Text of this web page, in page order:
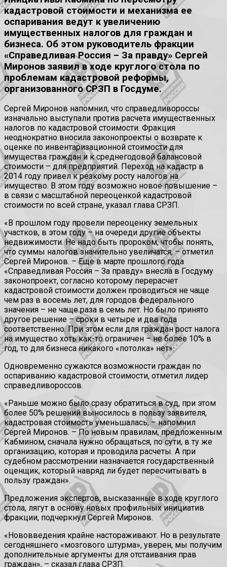
кадастровой стоимости и механизма ее
оспаривания ведут к увеличению
имущественных налогов для граждан и
бизнеса. Об этом руководитель фракции
«Справедливая Россия – За правду» Сергей
Миронов заявил в ходе круглого стола по
проблемам кадастровой реформы,
организованного СРЗП в Госдуме.
Сергей Миронов напомнил, что справедливороссы
изначально выступали против расчета имущественных
налогов по кадастровой стоимости. Фракция
неоднократно вносила законопроекты о возврате к
оценке по инвентаризационной стоимости для
имущества граждан и к среднегодовой балансовой
стоимости – для предприятий. Переход на кадастр в
2014 году привел к резкому росту налогов на
имущество. В этом году возможно новое повышение –
в связи с масштабной переоценкой кадастровой
стоимости по всей стране, указал глава СРЗП.
«В прошлом году провели переоценку земельных
участков, в этом году – на очереди другие объекты
недвижимости. Не надо быть пророком, чтобы понять,
что суммы налогов значительно увеличатся, – отметил
Сергей Миронов. – Еще в марте прошлого года
«Справедливая Россия – За правду» внесла в Госдуму
законопроект, согласно которому перерасчет
кадастровой стоимости должен проводиться не чаще
чем раз в восемь лет, для городов федерального
значения – не чаще раза в семь лет. Но было принято
другое решение – сроки в четыре и два года
соответственно. При этом если для граждан рост налога
на имущество хоть как-то ограничен – не более 10% в
год, то для бизнеса никакого «потолка» нет».
Одновременно сужаются возможности граждан по
оспариванию кадастровой стоимости, отметил лидер
справедливороссов.
«Раньше можно было сразу обратиться в суд, при этом
более 50% решений выносилось в пользу заявителя,
кадастровая стоимость уменьшалась, – напомнил
Сергей Миронов. – По новым правилам, предложенным
Кабмином, сначала нужно обращаться, по сути, в ту же
организацию, которая и проводила расчеты. А при
судебном рассмотрении назначается государственный
оценщик, который навряд ли будет пересчитывать в
пользу граждан».
Предложения экспертов, высказанные в ходе круглого
стола, лягут в основу новых профильных инициатив
фракции, подчеркнул Сергей Миронов.
«Нововведения крайне настораживают. Но в результате
сегодняшнего «мозгового штурма», уверен, мы получим
дополнительные аргументы для отстаивания прав
граждан», – сказал глава СРЗП.